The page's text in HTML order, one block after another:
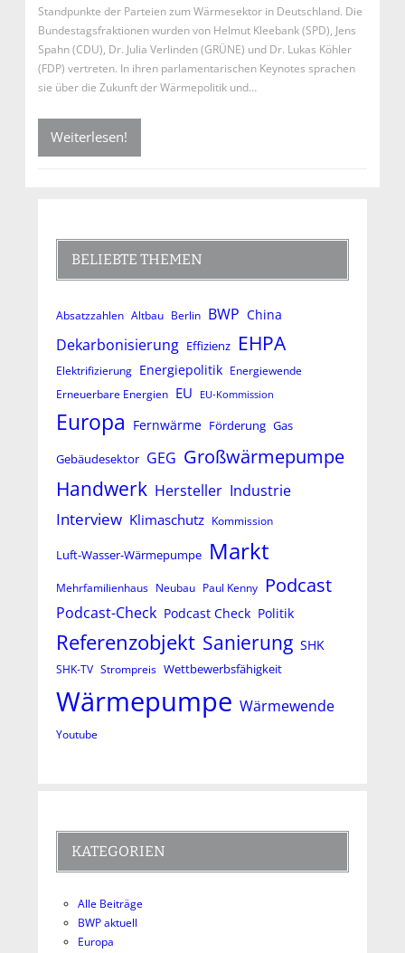
Standpunkte der Parteien zum Wärmesektor in Deutschland. Die
Bundestagsfraktionen wurden von Helmut Kleebank (SPD), Jens
Spahn (CDU), Dr. Julia Verlinden (GRÜNE) und Dr. Lukas Köhler
(FDP) vertreten. In ihren parlamentarischen Keynotes sprachen
sie über die Zukunft der Wärmepolitik und…
Weiterlesen!
BELIEBTE THEMEN
Absatzzahlen Altbau Berlin BWP China
Dekarbonisierung Effizienz EHPA
Elektrifizierung Energiepolitik Energiewende
Erneuerbare Energien EU EU-Kommission
Europa Fernwärme Förderung Gas
Gebäudesektor GEG Großwärmepumpe
Handwerk Hersteller Industrie
Interview Klimaschutz Kommission
Luft-Wasser-Wärmepumpe Markt
Mehrfamilienhaus Neubau Paul Kenny Podcast
Podcast-Check Podcast Check Politik
Referenzobjekt Sanierung SHK
SHK-TV Strompreis Wettbewerbsfähigkeit
Wärmepumpe Wärmewende
Youtube
KATEGORIEN
Alle Beiträge
BWP aktuell
Europa